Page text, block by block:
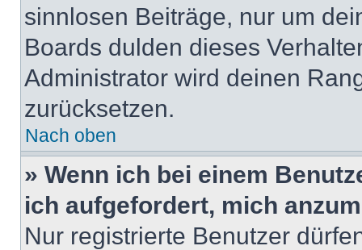
sinnlosen Beiträge, nur um
Boards dulden dieses
Administrator wird deinen
zurücksetzen.
Nach oben
» Wenn ich bei einem
ich aufgefordert, mich
Nur registrierte Benutzer